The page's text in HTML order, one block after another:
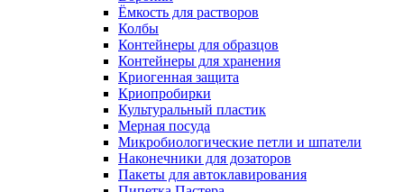
Ёмкость для растворов
Колбы
Контейнеры для образцов
Контейнеры для хранения
Криогенная защита
Криопробирки
Культуральный пластик
Мерная посуда
Микробиологические петли и шпатели
Наконечники для дозаторов
Пакеты для автоклавирования